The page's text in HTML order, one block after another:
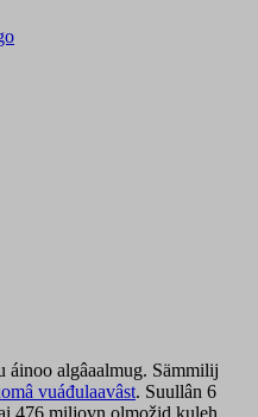
algâaalmug. Sämmilij
vuáđulaavâst. Suullân 6
476 miljovn olmožid kuleh